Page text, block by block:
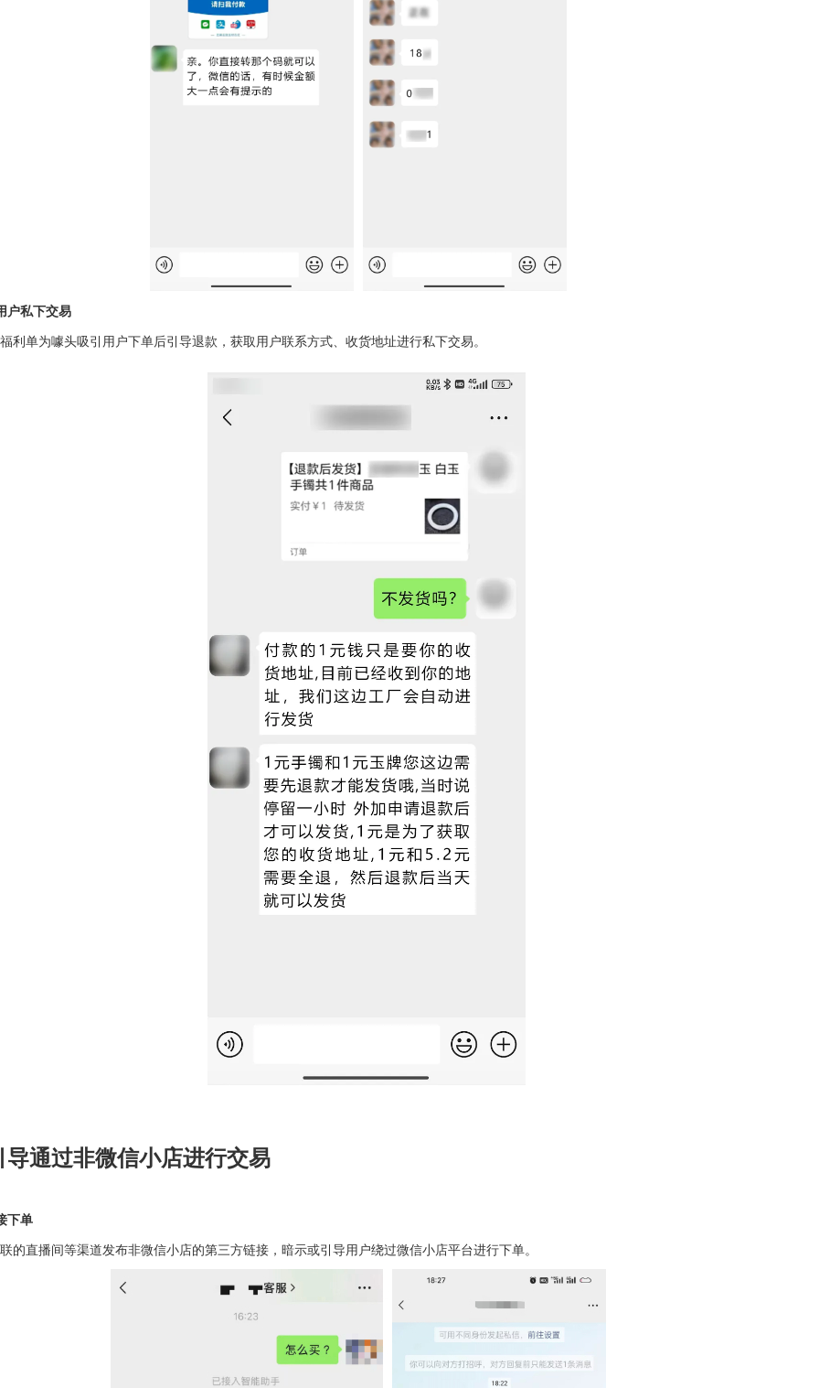
户私下交易
利单为噱头吸引用户下单后引导退款，获取用户联系方式、收货地址进行私下交易。
通过非微信小店进行交易
下单
的直播间等渠道发布非微信小店的第三方链接，暗示或引导用户绕过微信小店平台进行下单。